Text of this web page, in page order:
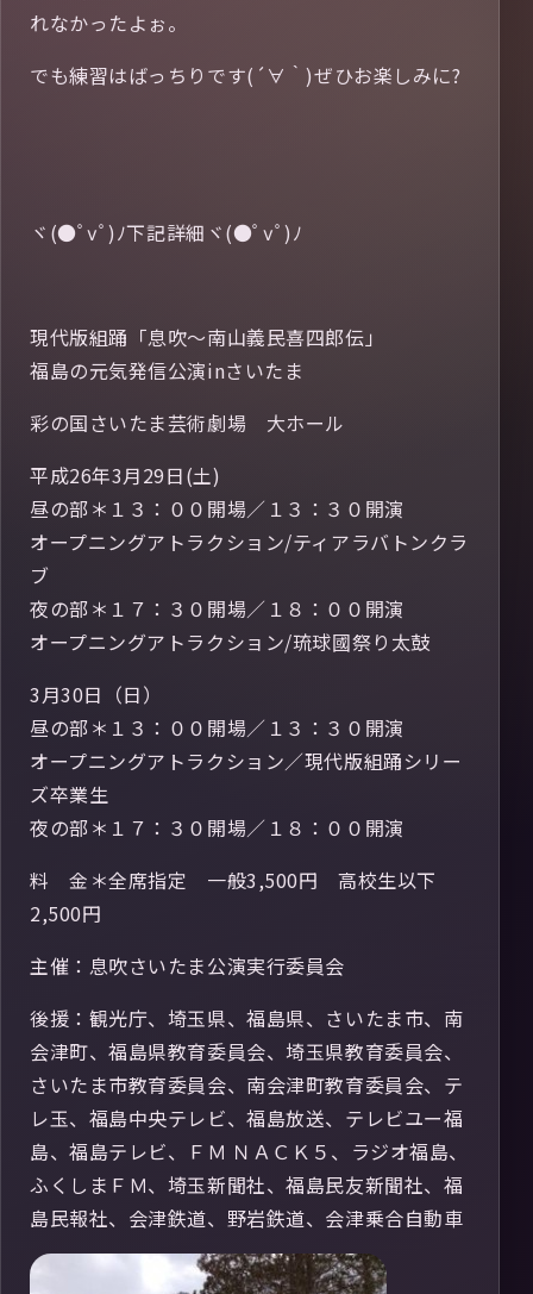
れなかったよぉ。
でも練習はばっちりです(´∀｀)ぜひお楽しみに?
ヾ(●ﾟⅴﾟ)ﾉ下記詳細ヾ(●ﾟⅴﾟ)ﾉ
現代版組踊「息吹～南山義民喜四郎伝」
福島の元気発信公演inさいたま
彩の国さいたま芸術劇場 大ホール
平成26年3月29日(土)
昼の部＊１３：００開場／１３：３０開演
オープニングアトラクション/ティアラバトンクラ
ブ
夜の部＊１７：３０開場／１８：００開演
オープニングアトラクション/琉球國祭り太鼓
3月30日（日）
昼の部＊１３：００開場／１３：３０開演
オープニングアトラクション／現代版組踊シリー
ズ卒業生
夜の部＊１７：３０開場／１８：００開演
料 金＊全席指定 一般3,500円 高校生以下
2,500円
主催：息吹さいたま公演実行委員会
後援：観光庁、埼玉県、福島県、さいたま市、南
会津町、福島県教育委員会、埼玉県教育委員会、
さいたま市教育委員会、南会津町教育委員会、テ
レ玉、福島中央テレビ、福島放送、テレビユー福
島、福島テレビ、ＦＭ ＮＡＣＫ５、ラジオ福島、
ふくしまＦＭ、埼玉新聞社、福島民友新聞社、福
島民報社、会津鉄道、野岩鉄道、会津乗合自動車